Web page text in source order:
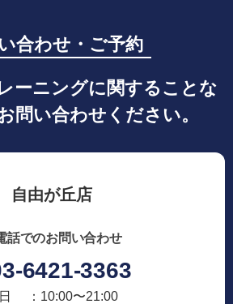
合わせ・ご予約
ーニングに関することな
問い合わせください。
自由が丘店
話でのお問い合わせ
6421-3363
：10:00〜21:00